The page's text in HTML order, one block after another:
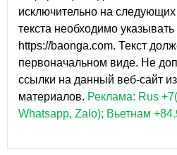
исключительно на
текста необходимо
https://baonga.com. Текст
первоначальном виде. Не
ссылки на данный веб-сайт из
материалов. Реклама: Rus
Whatsapp, Zalo); Вьетнам